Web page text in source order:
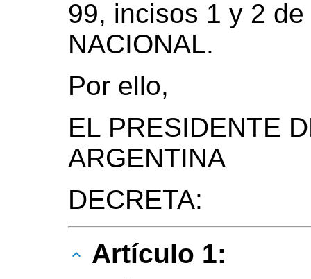
99, incisos 1 y 2
NACIONAL.
Por ello,
EL PRESIDENTE
ARGENTINA
DECRETA:
Artículo 1: